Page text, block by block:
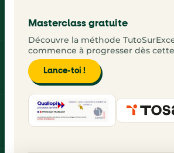
Masterclass gratuite
Découvre la méthode
commence à progresser dès
Lance-toi !